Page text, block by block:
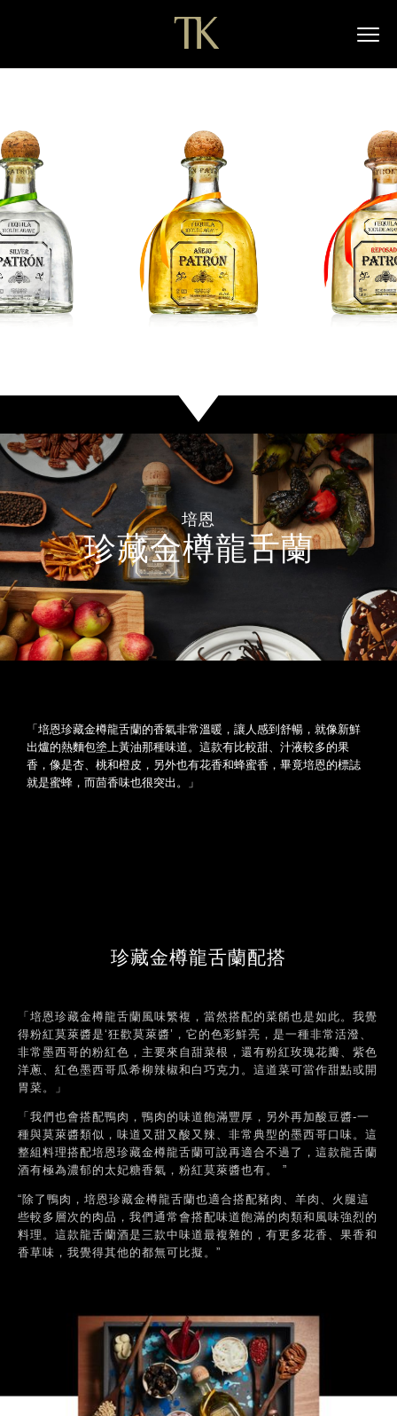
培恩
珍藏金樽龍舌蘭
「培恩珍藏金樽龍舌蘭的香氣非常溫暖，讓人感到舒暢，就像新鮮
出爐的熱麵包塗上黃油那種味道。這款有比較甜、汁液較多的果
香，像是杏、桃和橙皮，另外也有花香和蜂蜜香，畢竟培恩的標誌
就是蜜蜂，而茴香味也很突出。」
珍藏金樽龍舌蘭配搭
「培恩珍藏金樽龍舌蘭風味繁複，當然搭配的菜餚也是如此。我覺
得粉紅莫萊醬是‘狂歡莫萊醬’，它的色彩鮮亮，是一種非常活潑、
非常墨西哥的粉紅色，主要來自甜菜根，還有粉紅玫瑰花瓣、紫色
洋蔥、紅色墨西哥瓜希柳辣椒和白巧克力。這道菜可當作甜點或開
胃菜。」
「我們也會搭配鴨肉，鴨肉的味道飽滿豐厚，另外再加酸豆醬-一
種與莫萊醬類似，味道又甜又酸又辣、非常典型的墨西哥口味。這
整組料理搭配培恩珍藏金樽龍舌蘭可說再適合不過了，這款龍舌蘭
酒有極為濃郁的太妃糖香氣，粉紅莫萊醬也有。 ”
“除了鴨肉，培恩珍藏金樽龍舌蘭也適合搭配豬肉、羊肉、火腿這
些較多層次的肉品，我們通常會搭配味道飽滿的肉類和風味強烈的
料理。這款龍舌蘭酒是三款中味道最複雜的，有更多花香、果香和
香草味，我覺得其他的都無可比擬。”